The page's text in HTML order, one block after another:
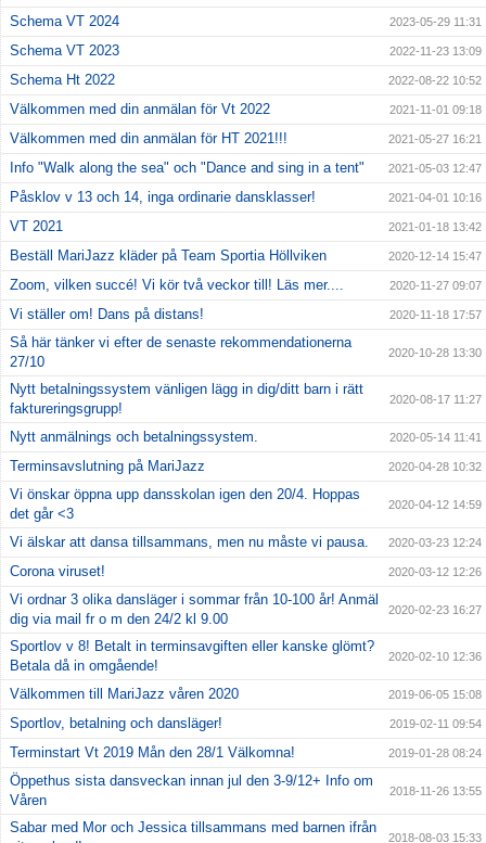
Schema VT 2024 2023-05-29 11:31
Schema VT 2023 2022-11-23 13:09
Schema Ht 2022 2022-08-22 10:52
Välkommen med din anmälan för Vt 2022 2021-11-01 09:18
Välkommen med din anmälan för HT 2021!!! 2021-05-27 16:21
Info "Walk along the sea" och "Dance and sing in a tent" 2021-05-03 12:47
Påsklov v 13 och 14, inga ordinarie dansklasser! 2021-04-01 10:16
VT 2021 2021-01-18 13:42
Beställ MariJazz kläder på Team Sportia Höllviken 2020-12-14 15:47
Zoom, vilken succé! Vi kör två veckor till! Läs mer.... 2020-11-27 09:07
Vi ställer om! Dans på distans! 2020-11-18 17:57
Så här tänker vi efter de senaste rekommendationerna
27/10
2020-10-28 13:30
Nytt betalningssystem vänligen lägg in dig/ditt barn i rätt
faktureringsgrupp!
2020-08-17 11:27
Nytt anmälnings och betalningssystem. 2020-05-14 11:41
Terminsavslutning på MariJazz 2020-04-28 10:32
Vi önskar öppna upp dansskolan igen den 20/4. Hoppas
det går <3
2020-04-12 14:59
Vi älskar att dansa tillsammans, men nu måste vi pausa. 2020-03-23 12:24
Corona viruset! 2020-03-12 12:26
Vi ordnar 3 olika dansläger i sommar från 10-100 år! Anmäl
dig via mail fr o m den 24/2 kl 9.00
2020-02-23 16:27
Sportlov v 8! Betalt in terminsavgiften eller kanske glömt?
Betala då in omgående!
2020-02-10 12:36
Välkommen till MariJazz våren 2020 2019-06-05 15:08
Sportlov, betalning och dansläger! 2019-02-11 09:54
Terminstart Vt 2019 Mån den 28/1 Välkomna! 2019-01-28 08:24
Öppethus sista dansveckan innan jul den 3-9/12+ Info om
Våren
2018-11-26 13:55
Sabar med Mor och Jessica tillsammans med barnen ifrån
2018-08-03 15:33